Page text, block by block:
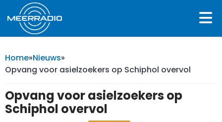
Home»Nieuws»
Opvang voor asielzoekers op Schiphol overvol
Opvang voor asielzoekers op
Schiphol overvol